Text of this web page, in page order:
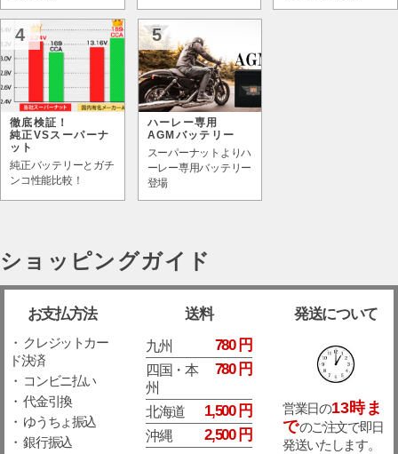
4
徹底検証！
純正VSスーパーナ
ット
純正バッテリーとガチ
ンコ性能比較！
5
ハーレー専用
AGMバッテリー
スーパーナットよりハ
ーレー専用バッテリー
登場
ショッピングガイド
お支払方法
・ クレジットカー
ド決済
・ コンビニ払い
・ 代金引換
・ ゆうちょ振込
・ 銀行振込
送料
九州 780 円
四国・本
州
780 円
北海道 1,500 円
沖縄 2,500 円
発送について
営業日の13時ま
でのご注文で即日
発送いたします。